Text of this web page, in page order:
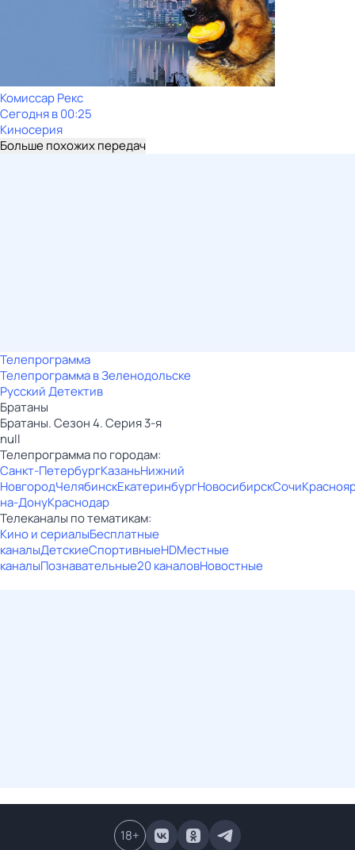
Комиссар Рекс
Сегодня в 00:25
Киносерия
Больше похожих передач
Телепрограмма
Телепрограмма в Зеленодольске
Русский Детектив
Братаны
Братаны. Сезон 4. Серия 3-я
null
Телепрограмма по городам:
Санкт-ПетербургКазаньНижний
НовгородЧелябинскЕкатеринбургНовосибирскСочи
на-ДонуКраснодар
Телеканалы по тематикам:
Кино и сериалыБесплатные
каналыДетскиеСпортивныеHDМестные
каналыПознавательные20 каналовНовостные
18+